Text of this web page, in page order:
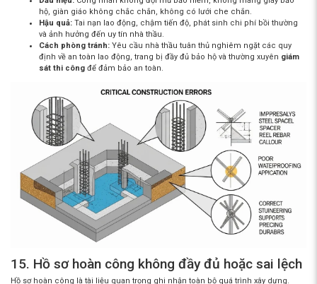
hộ, giàn giáo không chắc chắn, không có lưới che chắn.
Hậu quả: Tai nạn lao động, chậm tiến độ, phát sinh chi phí bồi thường
và ảnh hưởng đến uy tín nhà thầu.
Cách phòng tránh: Yêu cầu nhà thầu tuân thủ nghiêm ngặt các quy
định về an toàn lao động, trang bị đầy đủ bảo hộ và thường xuyên giám
sát thi công để đảm bảo an toàn.
15. Hồ sơ hoàn công không đầy đủ hoặc sai lệch
Hồ sơ hoàn công là tài liệu quan trọng ghi nhận toàn bộ quá trình xây dựng.